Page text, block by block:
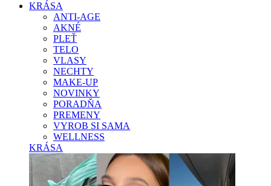
KRÁSA
ANTI-AGE
AKNÉ
PLEŤ
TELO
VLASY
NECHTY
MAKE-UP
NOVINKY
PORADŇA
PREMENY
VYROB SI SAMA
WELLNESS
KRÁSA